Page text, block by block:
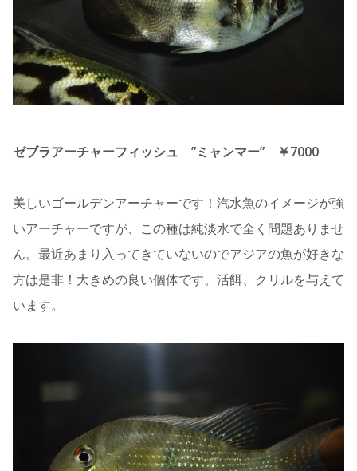
ゼブラアーチャーフィッシュ ”ミャンマー” ￥7000
美しいゴールデンアーチャーです！汽水魚のイメージが強
いアーチャーですが、この種は純淡水で全く問題ありませ
ん。最近あまり入ってきていないのでアジアの魚が好きな
方は是非！大きめの良い個体です。活餌、クリルを与えて
います。